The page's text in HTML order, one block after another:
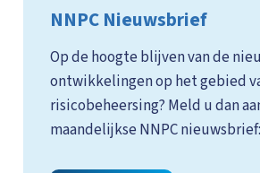
NNPC Nieuwsbrief
Op de hoogte blijven van de
ontwikkelingen op het gebied
risicobeheersing? Meld u dan
maandelijkse NNPC nieuwsbrief: